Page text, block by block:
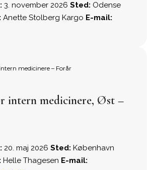
3. november 2026 Sted: Odense
Anette Stolberg Kargo E-mail:
medicinere – Forår
intern medicinere, Øst –
20. maj 2026 Sted: København
Helle Thagesen E-mail: